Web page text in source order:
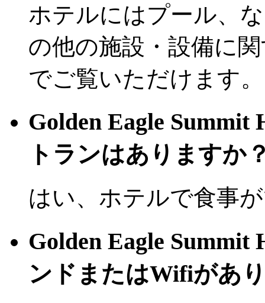
ホテルにはプール、
の他の施設・設備に
でご覧いただけます。
Golden Eagle
トランはありますか
はい、ホテルで食事
Golden Eagle
ンドまたはWifiがあ